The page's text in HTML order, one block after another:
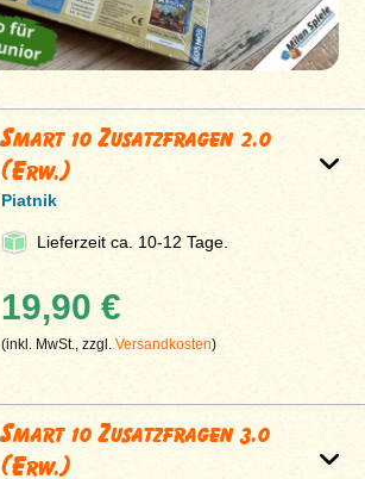
Smart 10 Zusatzfragen 2.0
(Erw.)
Piatnik
Lieferzeit ca. 10-12 Tage.
19,90 €
(inkl. MwSt., zzgl.Versandkosten)
Smart 10 Zusatzfragen 3.0
(Erw.)